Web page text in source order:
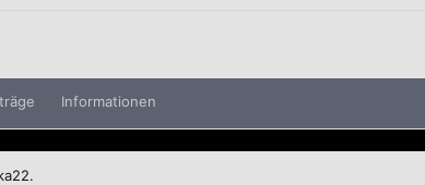
Informationen